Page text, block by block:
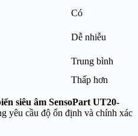
Có
Dễ nhiễu
Trung bình
Thấp hơn
siêu âm SensoPart UT20-
yêu cầu độ ổn định và chính xác